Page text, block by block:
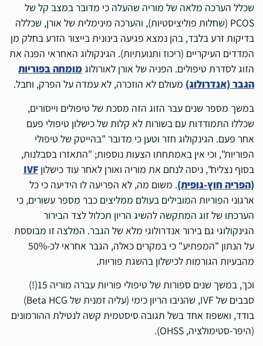
שכלל הערכה מלאה של מוריה שהעלה כי מדובר במצב קל של
PCOS (שחלות פוליציסטיות), והערכה מינימלית של אורן, שכללה
בדיקות זרע בלבד, בהן נמצא פגיעה בינונית בייצור הזרע בחלק מן
המדדים העיקריים (ריכוז ותנועתיות). הגינקולוג האחראי הפנה את
הזוג לסדרת טיפולים. הפניה של אורן לאורולוג מומחה בפוריות
הגבר (אנדרולוג) מעולם לא הוזכרה, לא עמדה על הפרק, וחבל.
במשך מספר שנים עבר הזוג הזה מסכת של טיפולים וייסורים,
שכללו התמודדות עם בשורות לא קלות של כישלון טיפולי פעם
אחר פעם. הגינקולוג חזר וטען כי מדובר "בהייטק של טיפולי
הפוריות", וכי אין באמתחתו הצעות נוספות; "התאזרו בסבלנות,
בסוף נצליח", ניסה לנחם את מוריה ואורן לאחר עוד כישלון IVF
(הפריה חוץ-גופית). משום מה, לא הפריעה לו הידיעה כי כל
ארגוני הפוריות המובילים בעולם ממליצים כבר מספר עשורים, כי
הערכתו של זוג המתקשה להשיג הריון תכלול לצד הבירור
הגינקולוגי גם בירור אנדרולוגי מלא של הגבר. המלצה זו מבוססת
על הנתון "המפתיע" כי במקרים כאלה, הגבר אחראי לכ-50%
מהבעיות הגורמות לכישלון בהשגת פוריות.
וכך, במשך שנים ספורות של טיפולי פוריות עברה מוריה 15(!)
סבבים של IVF, שהניבו הריון כימי (עליה זמנית של Beta HCG)
בודד, ואשפוז אחד בשל תגובה סיסטמית קשה לנטילת ההורמונים
(היפר-סטימולציה, OHSS).